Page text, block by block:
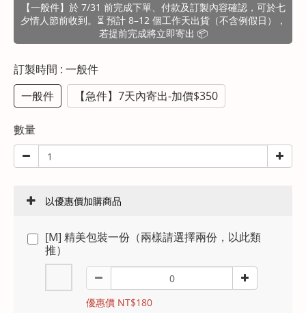
【一般件】於 7/31 前完成下單、付款及訂製內容確認，可於七
夕情人節前收到。⏳ 預計 8–12 個工作天出貨（不含例假日），
若提前完成將立即寄出 📦
訂製時間 : 一般件
一般件
【急件】7天內寄出-加價$350
數量
以優惠價加購商品
[M] 精美包裝一份（兩樣請選擇兩份，以此類
推）
優惠價 NT$180